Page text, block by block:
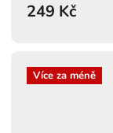
249 Kč
Více za méně